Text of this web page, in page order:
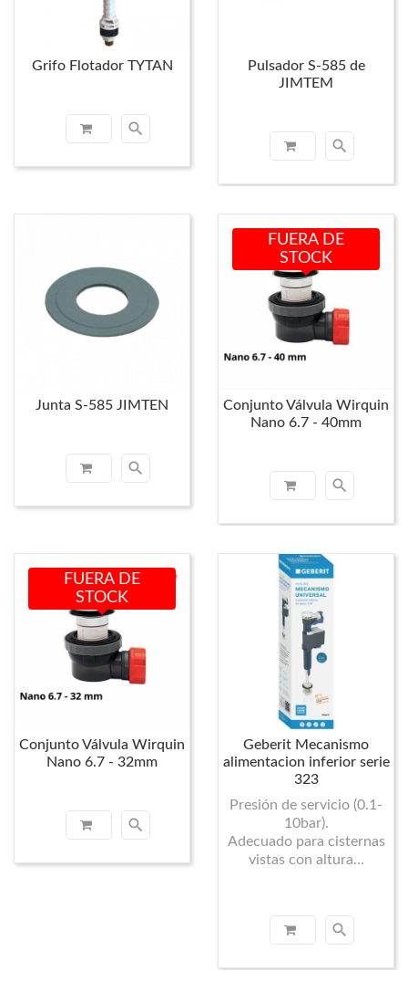
Grifo Flotador TYTAN
search
Pulsador S-585 de
JIMTEM
search
Junta S-585 JIMTEN
search
Conjunto Válvula Wirquin
Nano 6.7 - 40mm
search
FUERA DE
STOCK
Conjunto Válvula Wirquin
Nano 6.7 - 32mm
search
FUERA DE
STOCK
Geberit Mecanismo
alimentacion inferior serie
323
Presión de servicio (0.1-
10bar).
Adecuado para cisternas
vistas con altura...
search